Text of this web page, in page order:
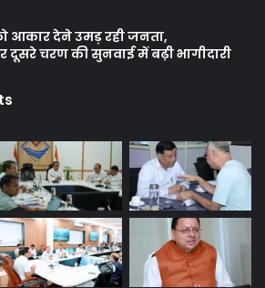
आकार देने उमड़ रही जनता,
दूसरे चरण की सुनवाई में बढ़ी भागीदारी